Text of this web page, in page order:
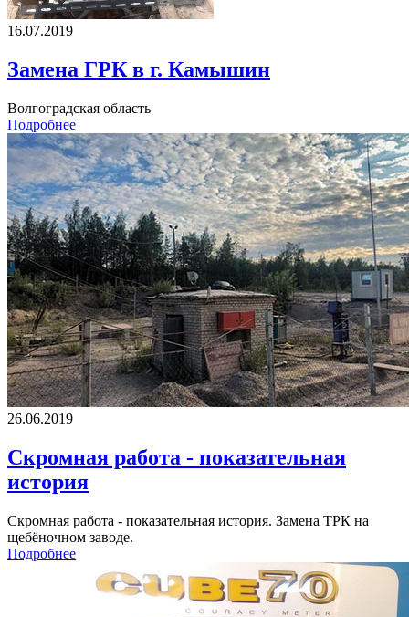
16.07.2019
Замена ГРК в г. Камышин
Волгоградская область
Подробнее
26.06.2019
Скромная работа - показательная
история
Скромная работа - показательная история. Замена ТРК на
щебёночном заводе.
Подробнее